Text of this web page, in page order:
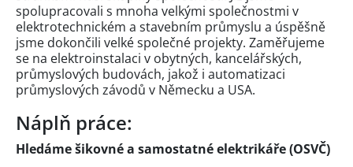
spolupracovali s mnoha velkými společnostmi v
elektrotechnickém a stavebním průmyslu a úspěšně
jsme dokončili velké společné projekty. Zaměřujeme
se na elektroinstalaci v obytných, kancelářských,
průmyslových budovách, jakož i automatizaci
průmyslových závodů v Německu a USA.
Náplň práce:
Hledáme šikovné a samostatné elektrikáře (OSVČ)